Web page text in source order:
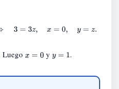
⟹ 3= 3z ,x= y= z.
Luego x=0 y y=1 .